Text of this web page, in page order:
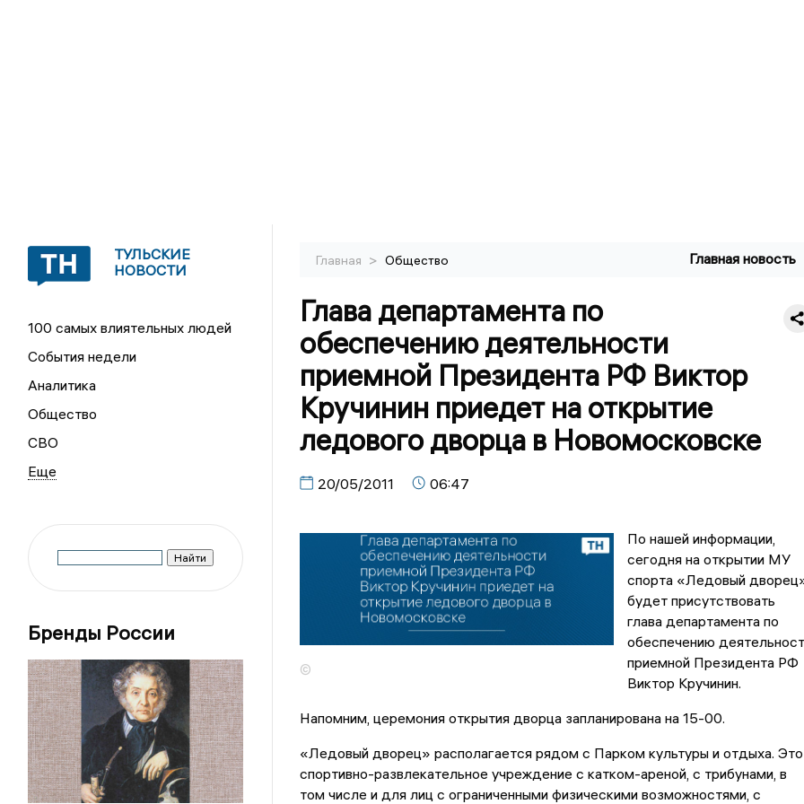
ТУЛЬСКИЕ
НОВОСТИ
100 самых влиятельных людей
События недели
Аналитика
Общество
СВО
Бренды России
Главная > Общество Главная новость
Глава департамента по
обеспечению деятельности
приемной Президента РФ Виктор
Кручинин приедет на открытие
ледового дворца в Новомосковске
20/05/2011 06:47
©
По нашей информации,
сегодня на открытии МУ
спорта «Ледовый
будет присутствовать
глава департамента по
обеспечению
приемной Президента РФ
Виктор Кручинин.
Напомним, церемония открытия дворца запланирована на 15-00.
«Ледовый дворец» располагается рядом с Парком культуры и отдыха. Это
спортивно-развлекательное учреждение с катком-ареной, с трибунами, в
том числе и для лиц с ограниченными физическими возможностями, с